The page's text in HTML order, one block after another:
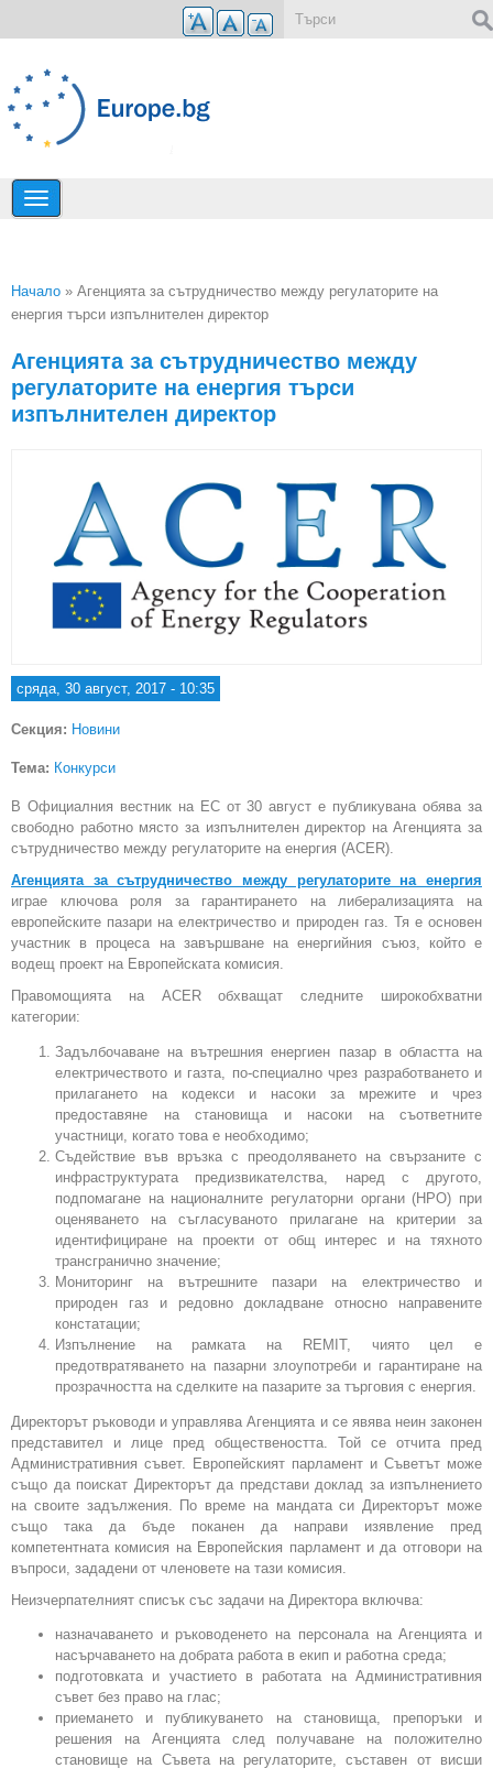
Премини към основното съдържание
Вие сте тук
Начало » Агенцията за сътрудничество между регулаторите на
енергия търси изпълнителен директор
Агенцията за сътрудничество между
регулаторите на енергия търси
изпълнителен директор
сряда, 30 август, 2017 - 10:35
Секция: Новини
Тема: Конкурси
В Официалния вестник на ЕС от 30 август е публикувана обява за
свободно работно място за изпълнителен директор на Агенцията за
сътрудничество между регулаторите на енергия (ACER).
Агенцията за сътрудничество между регулаторите на енергия
играе ключова роля за гарантирането на либерализацията на
европейските пазари на електричество и природен газ. Тя е основен
участник в процеса на завършване на енергийния съюз, който е
водещ проект на Европейската комисия.
Правомощията на ACER обхващат следните широкобхватни
категории:
Задълбочаване на вътрешния енергиен пазар в областта на
електричеството и газта, по-специално чрез разработването и
прилагането на кодекси и насоки за мрежите и чрез
предоставяне на становища и насоки на съответните
участници, когато това е необходимо;
Съдействие във връзка с преодоляването на свързаните с
инфраструктурата предизвикателства, наред с другото,
подпомагане на националните регулаторни органи (НРО) при
оценяването на съгласуваното прилагане на критерии за
идентифициране на проекти от общ интерес и на тяхното
трансгранично значение;
Мониторинг на вътрешните пазари на електричество и
природен газ и редовно докладване относно направените
констатации;
Изпълнение на рамката на REMIT, чиято цел е
предотвратяването на пазарни злоупотреби и гарантиране на
прозрачността на сделките на пазарите за търговия с енергия.
Директорът ръководи и управлява Агенцията и се явява неин законен
представител и лице пред обществеността. Той се отчита пред
Административния съвет. Европейският парламент и Съветът може
също да поискат Директорът да представи доклад за изпълнението
на своите задължения. По време на мандата си Директорът може
също така да бъде поканен да направи изявление пред
компетентната комисия на Европейския парламент и да отговори на
въпроси, зададени от членовете на тази комисия.
Неизчерпателният списък със задачи на Директора включва:
назначаването и ръководенето на персонала на Агенцията и
насърчаването на добрата работа в екип и работна среда;
подготовката и участието в работата на Административния
съвет без право на глас;
приемането и публикуването на становища, препоръки и
решения на Агенцията след получаване на положително
становище на Съвета на регулаторите, съставен от висши